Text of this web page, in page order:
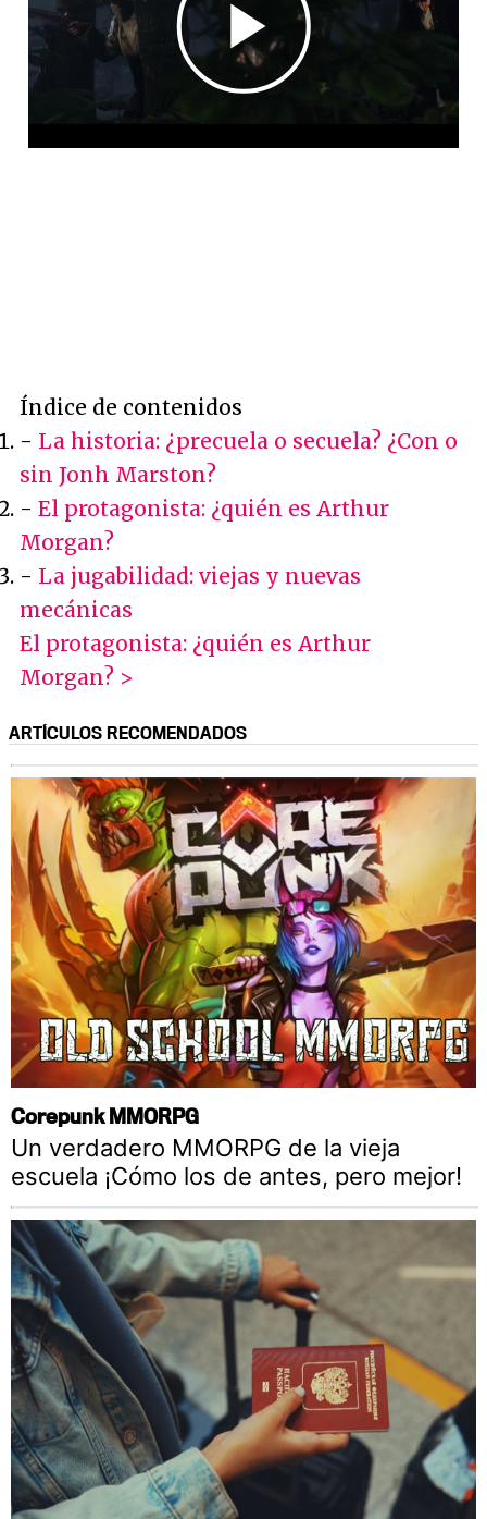
Índice de contenidos
- La historia: ¿precuela o secuela? ¿Con o
sin Jonh Marston?
- El protagonista: ¿quién es Arthur
Morgan?
- La jugabilidad: viejas y nuevas
mecánicas
El protagonista: ¿quién es Arthur
Morgan? >
ARTÍCULOS RECOMENDADOS
Corepunk MMORPG
Un verdadero MMORPG de la vieja
escuela ¡Cómo los de antes, pero mejor!